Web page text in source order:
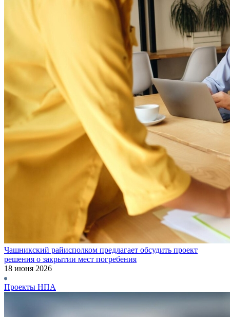
Чашникский райисполком предлагает обсудить проект
решения о закрытии мест погребения
18 июня 2026
Проекты НПА